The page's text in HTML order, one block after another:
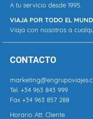
A tu servicio desde 1995.
VIAJA POR TODO EL
Viaja con nosotros a
CONTACTO
Tel. +34 963 843 999
Fax +34 963 857 288
Horario Att. Cliente